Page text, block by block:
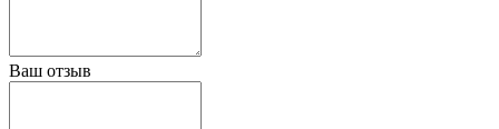
Ваш отзыв